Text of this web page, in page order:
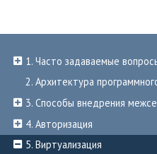
1. Часто задаваемые
2. Архитектура
3. Способы внедрения
4. Авторизация
5. Виртуализация